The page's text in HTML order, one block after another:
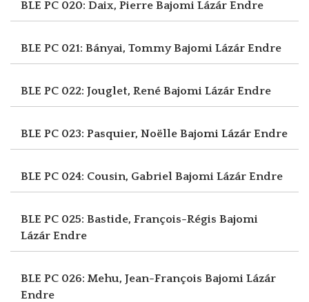
BLE PC 020: Daix, Pierre Bajomi Lázár Endre
BLE PC 021: Bányai, TommyBajomi Lázár Endre
BLE PC 022: Jouglet, René Bajomi Lázár Endre
BLE PC 023: Pasquier, Noëlle Bajomi Lázár Endre
BLE PC 024: Cousin, Gabriel Bajomi Lázár Endre
BLE PC 025: Bastide, François-Régis Bajomi
Lázár Endre
BLE PC 026: Mehu, Jean-François Bajomi Lázár
Endre